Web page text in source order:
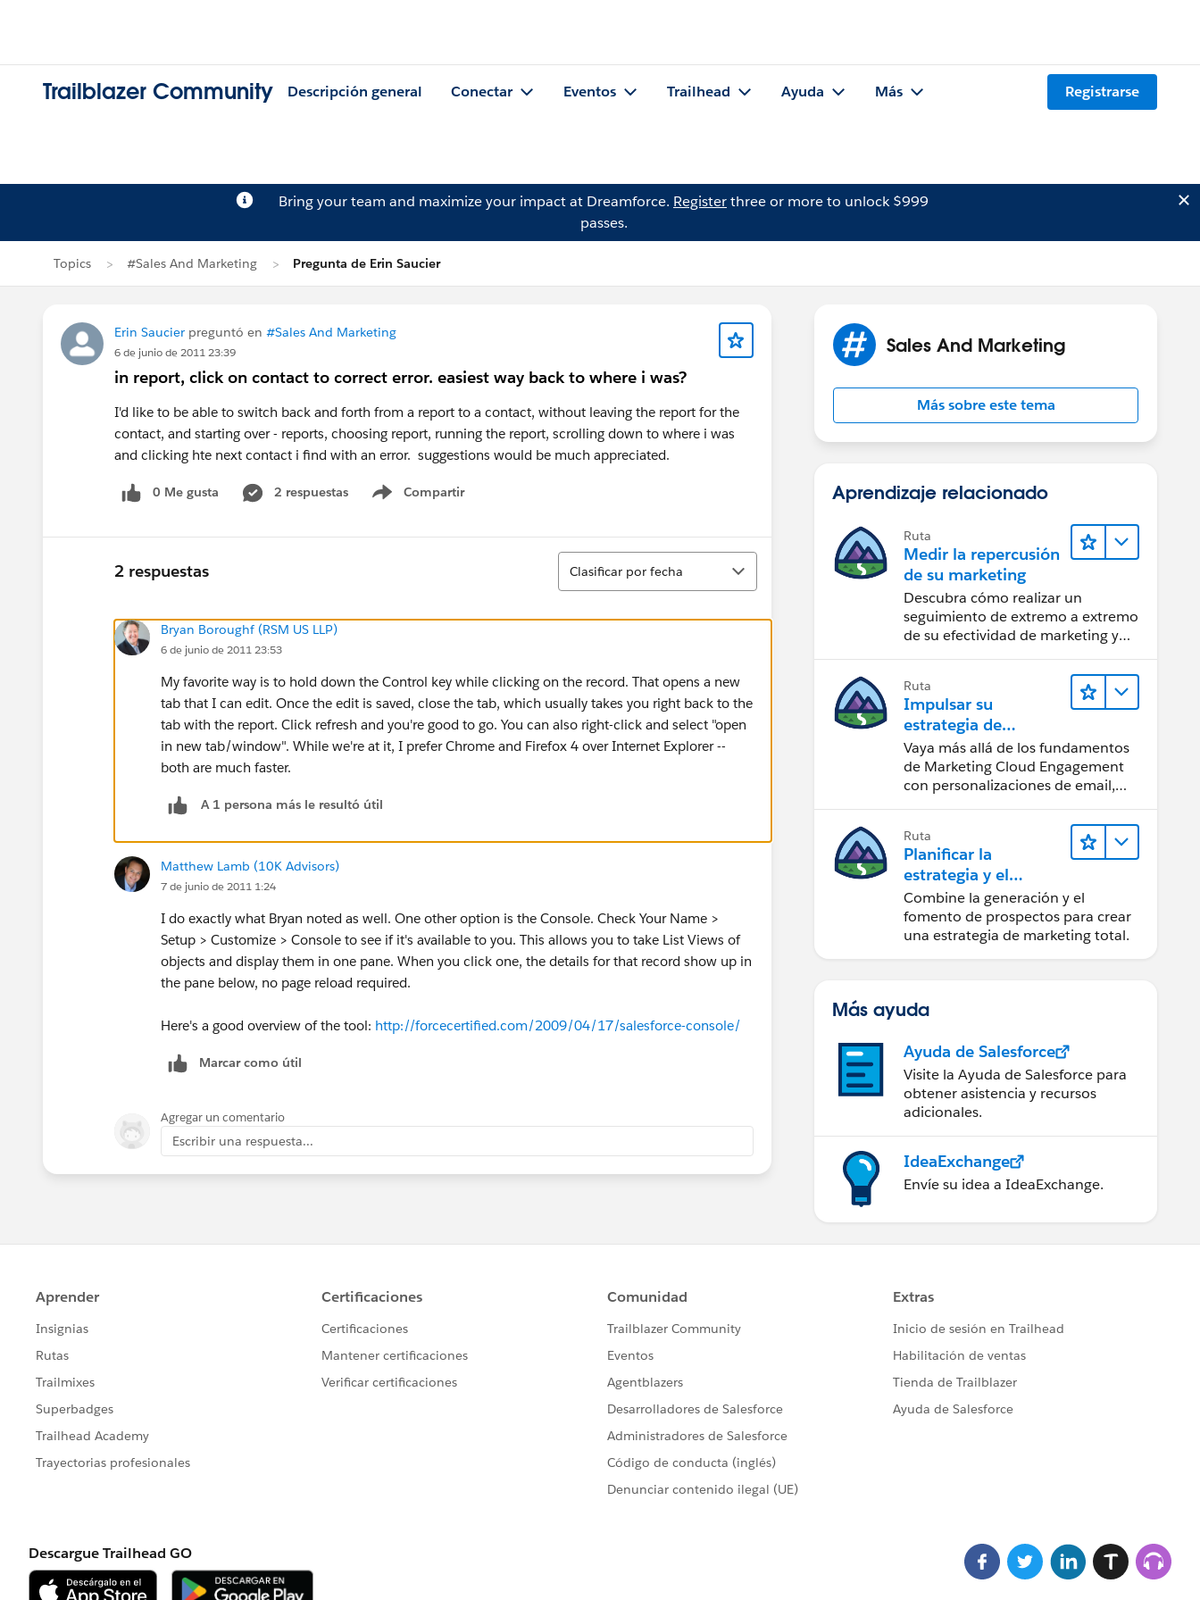
Trailblazer Community Descripción general Conectar Eventos Trailhead Ayuda Más Registrarse
Bring your team and maximize your impact at Dreamforce. Registerthree or more to unlock $999
passes.
Topics #Sales And Marketing Pregunta de Erin Saucier
Erin Saucier preguntó en #Sales And Marketing
6 de junio de 2011 23:39
in report, click on contact to correct error. easiest way back to where i was?
I'd like to be able to switch back and forth from a report to a contact, without leaving the report for the
contact, and starting over - reports, choosing report, running the report, scrolling down to where i was
and clicking hte next contact i find with an error. suggestions would be much appreciated.
0 Me gusta 2 respuestas Compartir
Show menu
2 respuestas
Ordenar
Clasificar por fecha
Bryan Boroughf (RSM US LLP)
6 de junio de 2011 23:53
My favorite way is to hold down the Control key while clicking on the record. That opens a new
tab that I can edit. Once the edit is saved, close the tab, which usually takes you right back to the
tab with the report. Click refresh and you're good to go. You can also right-click and select "open
in new tab/window". While we're at it, I prefer Chrome and Firefox 4 over Internet Explorer --
both are much faster.
A 1 persona más le resultó útil
Matthew Lamb (10K Advisors)
7 de junio de 2011 1:24
I do exactly what Bryan noted as well. One other option is the Console. Check Your Name >
Setup > Customize > Console to see if it's available to you. This allows you to take List Views of
objects and display them in one pane. When you click one, the details for that record show up in
the pane below, no page reload required.
Here's a good overview of the tool: http://forcecertified.com/2009/04/17/salesforce-console/
Marcar como útil
Agregar un comentario
Escribir una respuesta...
Sales And Marketing
Más sobre este tema
Aprendizaje relacionado
Ruta
Medir la repercusión
de su marketing
Descubra cómo realizar un
seguimiento de extremo a extremo
de su efectividad de marketing y
Ruta
Impulsar su
estrategia de
marketing
Vaya más allá de los fundamentos
de Marketing Cloud Engagement
con personalizaciones de email,
Ruta
Planificar la
estrategia y el
contenido de
marketing con
Marketing Cloud
Account
Combine la generación y el
fomento de prospectos para crear
una estrategia de marketing total.
Más ayuda
Ayuda de Salesforce
Visite la Ayuda de Salesforce para
obtener asistencia y recursos
adicionales.
IdeaExchange
Envíe su idea a IdeaExchange.